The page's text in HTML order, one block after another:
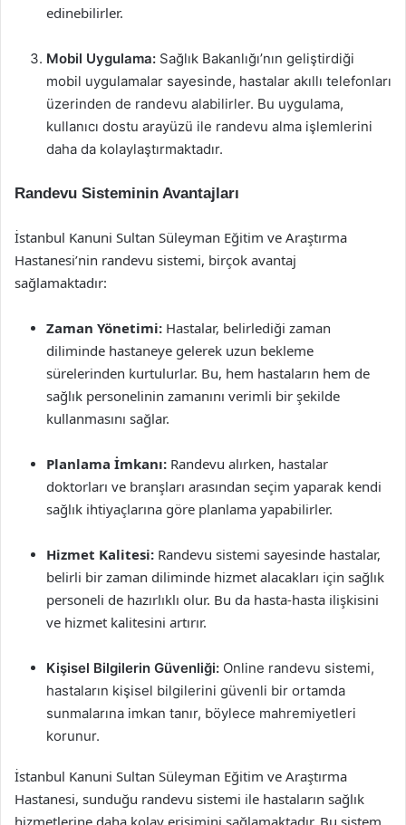
edinebilirler.
Mobil Uygulama: Sağlık Bakanlığı’nın geliştirdiği
mobil uygulamalar sayesinde, hastalar akıllı telefonları
üzerinden de randevu alabilirler. Bu uygulama,
kullanıcı dostu arayüzü ile randevu alma işlemlerini
daha da kolaylaştırmaktadır.
Randevu Sisteminin Avantajları
İstanbul Kanuni Sultan Süleyman Eğitim ve Araştırma
Hastanesi’nin randevu sistemi, birçok avantaj
sağlamaktadır:
Zaman Yönetimi: Hastalar, belirlediği zaman
diliminde hastaneye gelerek uzun bekleme
sürelerinden kurtulurlar. Bu, hem hastaların hem de
sağlık personelinin zamanını verimli bir şekilde
kullanmasını sağlar.
Planlama İmkanı: Randevu alırken, hastalar
doktorları ve branşları arasından seçim yaparak kendi
sağlık ihtiyaçlarına göre planlama yapabilirler.
Hizmet Kalitesi: Randevu sistemi sayesinde hastalar,
belirli bir zaman diliminde hizmet alacakları için sağlık
personeli de hazırlıklı olur. Bu da hasta-hasta ilişkisini
ve hizmet kalitesini artırır.
Kişisel Bilgilerin Güvenliği: Online randevu sistemi,
hastaların kişisel bilgilerini güvenli bir ortamda
sunmalarına imkan tanır, böylece mahremiyetleri
korunur.
İstanbul Kanuni Sultan Süleyman Eğitim ve Araştırma
Hastanesi, sunduğu randevu sistemi ile hastaların sağlık
hizmetlerine daha kolay erişimini sağlamaktadır. Bu sistem,